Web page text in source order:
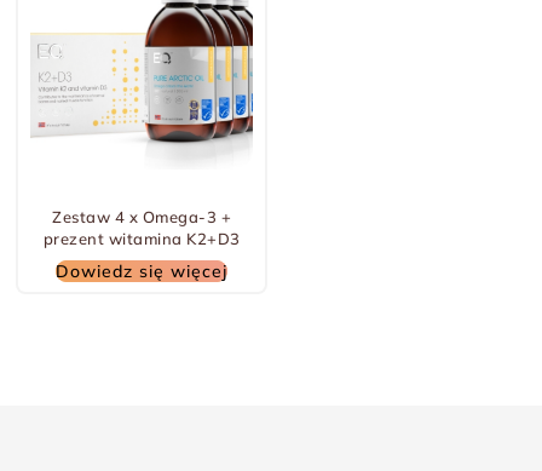
Zestaw 4 x Omega-3 +
prezent witamina K2+D3
Dowiedz się więcej